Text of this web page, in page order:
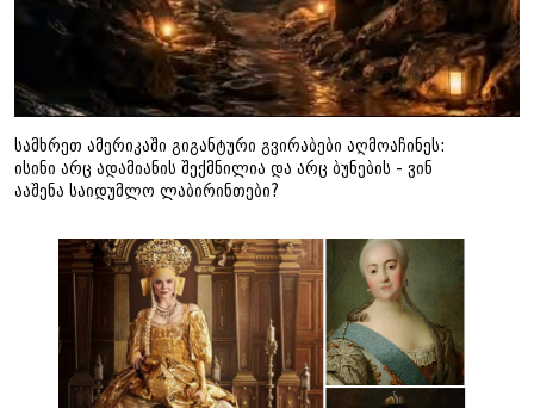
სამხრეთ ამერიკაში გიგანტური გვირაბები აღმოაჩინეს:
ისინი არც ადამიანის შექმნილია და არც ბუნების - ვინ
ააშენა საიდუმლო ლაბირინთები?